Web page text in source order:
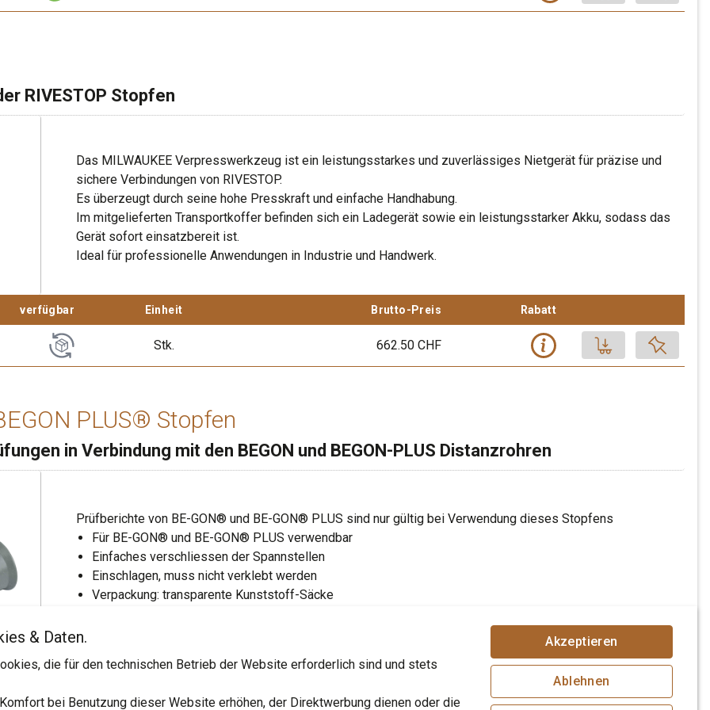
Kessel, 280 Stk.
492.80 CHF
16 Kessel ab Lager
+
Bitte anmelden um den Warenkorb zu befüllen.
Login
31’539.20 CHF
H) stapelbar
Beschaffungszeit 10 Tage.
- +
Bitte anmelden um den Warenkorb zu befüllen.
Login
RIVESTOP Stopfen
Das MILWAUKEE Verpresswerkzeug ist ein leistungsstarkes und zuverlässiges Nietgerät für präzise und
sichere Verbindungen von RIVESTOP.
Es überzeugt durch seine hohe Presskraft und einfache Handhabung.
Im mitgelieferten Transportkoffer befinden sich ein Ladegerät sowie ein leistungsstarker Akku, sodass das
Gerät sofort einsatzbereit ist.
Ideal für professionelle Anwendungen in Industrie und Handwerk.
verfügbar Einheit Brutto-Preis Rabatt
Stk. 662.50 CHF Loggen Sie sich ein, um Ihre
Produkt auf
Stück, 1 Stk.
596.25 CHF
Beschaffungszeit 10 Tage.
+
Login
PLUS® Stopfen
in Verbindung mit den BEGON und BEGON-PLUS Distanzrohren
Prüfberichte von BE-GON® und BE-GON® PLUS sind nur gültig bei Verwendung dieses Stopfens
Für BE-GON® und BE-GON® PLUS verwendbar
Einfaches verschliessen der Spannstellen
Einschlagen, muss nicht verklebt werden
Verpackung: transparente Kunststoff-Säcke
verfügbar ø innen mm
Sortiere aufsteigend nach
ø innen mm FarbeSortiere aufsteigend nach
Farbe Einheit Brutto-Preis Rabatt
22 Grau 100 Stk. 6.30 CHF Loggen Sie sich ein, um Ihre
Produkt auf
& Daten.
die für den technischen Betrieb der Website erforderlich sind und stets
bei Benutzung dieser Website erhöhen, der Direktwerbung dienen oder die
Ablehnen
Akzeptieren